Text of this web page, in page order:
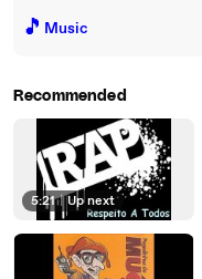
🎵 Music
Recommended
5:21 | Up next